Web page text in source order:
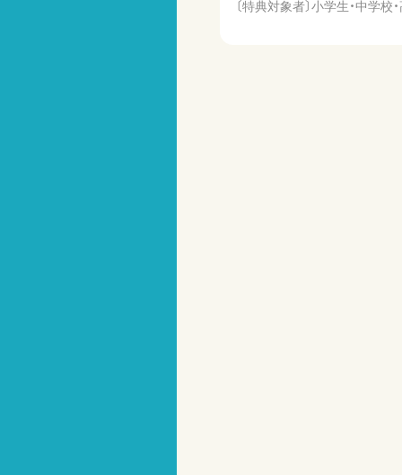
〔特典対象者〕小学生・中学校